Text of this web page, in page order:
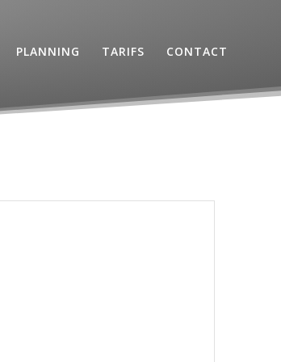
PLANNING TARIFS CONTACT